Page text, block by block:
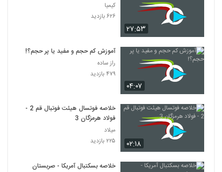
۲۷:۵۳
کیمیا
۶۲۶ بازدید
۰۴:۰۷
آموزش کم حجم و مفید یا پر حجم؟!
راز ساده
۴۷۹ بازدید
۰۲:۱۸
خلاصه فوتسال هیئت فوتبال قم 2 -
فولاد هرمزگان 3
میلاد
۲۲۵ بازدید
خلاصه بسکتبال آمریکا - صربستان